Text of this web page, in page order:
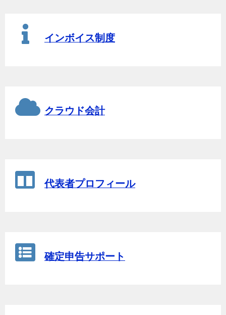
インボイス制度
クラウド会計
代表者プロフィール
確定申告サポート